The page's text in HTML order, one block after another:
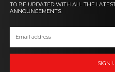
TO BE UPDATED WITH ALL THE
ANNOUNCEMENTS.
SIGN